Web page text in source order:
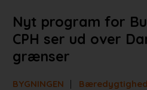
Nyt program for
CPH ser ud over
grænser
BYGNINGEN
Bæredygtighed